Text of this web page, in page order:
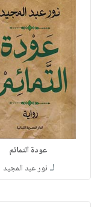
عودة التمائم
لـ نور عبد المجيد